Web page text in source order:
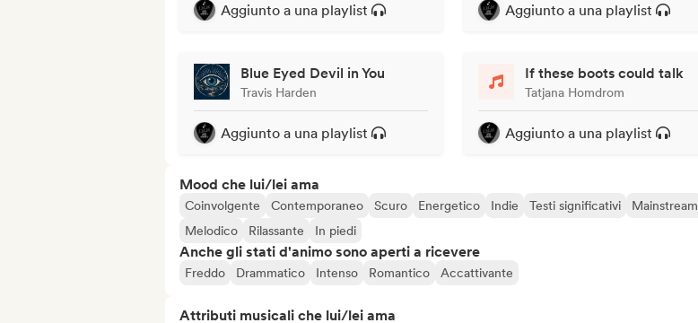
Aggiunto a una playlist Aggiunto a una playlist
Blue Eyed Devil in You
Travis Harden
Aggiunto a una playlist
If these boots could talk
Tatjana Homdrom
Aggiunto a una playlist
Mood che lui/lei ama
Coinvolgente Contemporaneo Scuro Energetico Indie Testi significativi
Mainstream
Melodico
Rilassante In piedi
Anche gli stati d'animo sono aperti a ricevere
Freddo Drammatico Intenso Romantico Accattivante
Attributi musicali che lui/lei ama